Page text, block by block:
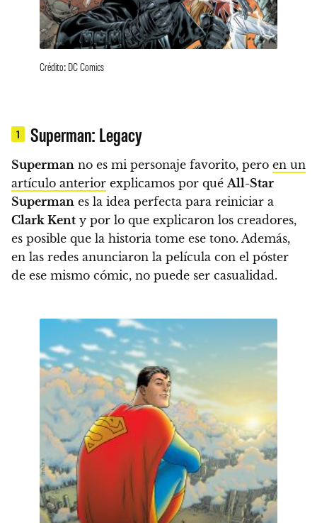
Crédito: DC Comics
1 Superman: Legacy
Superman no es mi personaje favorito, pero en un
artículo anterior explicamos por quéAll-Star
Superman es la idea perfecta para reiniciar a
Clark Kent y por lo que explicaron los creadores,
es posible que la historia tome ese tono. Además,
en las redes anunciaron la película con el póster
de ese mismo cómic, no puede ser casualidad.